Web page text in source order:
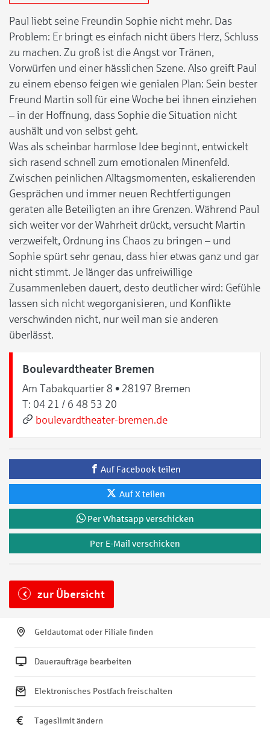
Paul liebt seine Freundin Sophie nicht mehr. Das
Problem: Er bringt es einfach nicht übers Herz, Schluss
zu machen. Zu groß ist die Angst vor Tränen,
Vorwürfen und einer hässlichen Szene. Also greift Paul
zu einem ebenso feigen wie genialen Plan: Sein bester
Freund Martin soll für eine Woche bei ihnen einziehen
– in der Hoffnung, dass Sophie die Situation nicht
aushält und von selbst geht.
Was als scheinbar harmlose Idee beginnt, entwickelt
sich rasend schnell zum emotionalen Minenfeld.
Zwischen peinlichen Alltagsmomenten, eskalierenden
Gesprächen und immer neuen Rechtfertigungen
geraten alle Beteiligten an ihre Grenzen. Während Paul
sich weiter vor der Wahrheit drückt, versucht Martin
verzweifelt, Ordnung ins Chaos zu bringen – und
Sophie spürt sehr genau, dass hier etwas ganz und gar
nicht stimmt. Je länger das unfreiwillige
Zusammenleben dauert, desto deutlicher wird: Gefühle
lassen sich nicht wegorganisieren, und Konflikte
verschwinden nicht, nur weil man sie anderen
überlässt.
Boulevardtheater Bremen
Am Tabakquartier 8 • 28197 Bremen
T: 04 21 / 6 48 53 20
boulevardtheater-bremen.de
Auf Facebook teilen
Auf X teilen
Per Whatsapp verschicken
Per E-Mail verschicken
zur Übersicht
Geldautomat oder Filiale finden
Daueraufträge bearbeiten
Elektronisches Postfach freischalten
Tageslimit ändern